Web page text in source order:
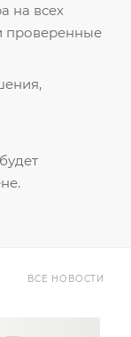
на всех
проверенные
ВСЕ НОВОСТИ